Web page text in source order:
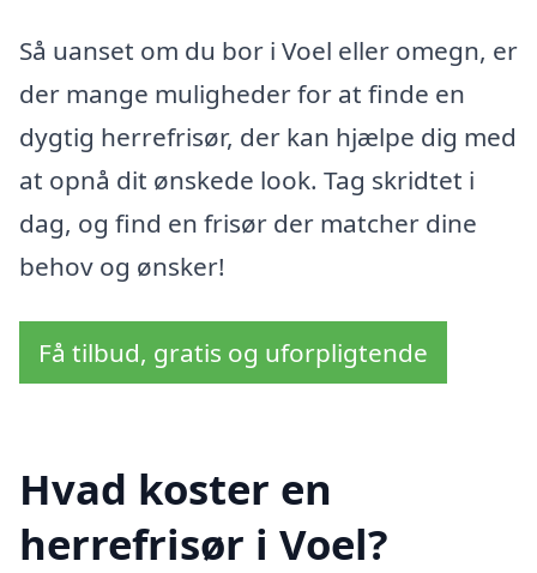
Så uanset om du bor i Voel eller omegn, er
der mange muligheder for at finde en
dygtig herrefrisør, der kan hjælpe dig med
at opnå dit ønskede look. Tag skridtet i
dag, og find en frisør der matcher dine
behov og ønsker!
Få tilbud, gratis og uforpligtende
Hvad koster en
herrefrisør i Voel?